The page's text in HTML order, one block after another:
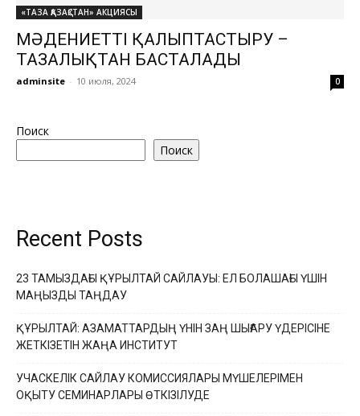
«ТАЗА ҚАЗАҚСТАН» АКЦИЯСЫ
МӘДЕНИЕТТІ ҚАЛЫПТАСТЫРУ –
ТАЗАЛЫҚТАН БАСТАЛАДЫ
adminsite - 10 июля, 2024 0
Поиск
Поиск
Recent Posts
23 ТАМЫЗДАҒЫ ҚҰРЫЛТАЙ САЙЛАУЫ: ЕЛ БОЛАШАҒЫ ҮШІН
МАҢЫЗДЫ ТАҢДАУ
ҚҰРЫЛТАЙ: АЗАМАТТАРДЫҢ ҮНІН ЗАҢ ШЫҒАРУ ҮДЕРІСІНЕ
ЖЕТКІЗЕТІН ЖАҢА ИНСТИТУТ
УЧАСКЕЛІК САЙЛАУ КОМИССИЯЛАРЫ МҮШЕЛЕРІМЕН
ОҚЫТУ СЕМИНАРЛАРЫ ӨТКІЗІЛУДЕ